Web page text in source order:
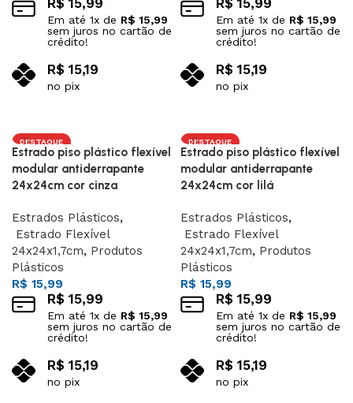
R$ 15,99
Em até 1x de R$ 15,99
sem juros no cartão de
crédito!
R$ 15,19
no pix
R$ 15,99
Em até 1x de R$ 15,99
sem juros no cartão de
crédito!
R$ 15,19
no pix
DESTAQUE
Estrado piso plástico flexível
modular antiderrapante
24x24cm cor cinza
Estrados Plásticos,
Estrado Flexível
24x24x1,7cm, Produtos
Plásticos
R$ 15,99
R$ 15,99
Em até 1x de R$ 15,99
sem juros no cartão de
crédito!
R$ 15,19
no pix
DESTAQUE
Estrado piso plástico flexível
modular antiderrapante
24x24cm cor lilá
Estrados Plásticos,
Estrado Flexível
24x24x1,7cm, Produtos
Plásticos
R$ 15,99
R$ 15,99
Em até 1x de R$ 15,99
sem juros no cartão de
crédito!
R$ 15,19
no pix